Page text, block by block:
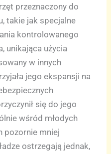
przeznaczony do
takie jak specjalne
kontrolowanego
unikająca użycia
w innych
jego ekspansji na
się do jego
wśród młodych
pozornie mniej
ostrzegają jednak,